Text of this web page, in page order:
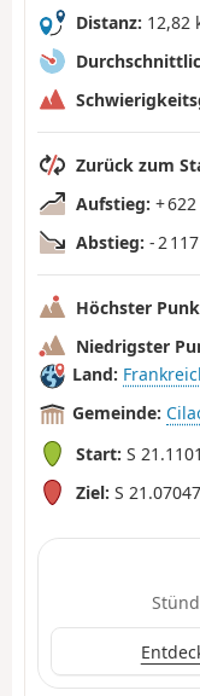
Distanz: 12,82
Zurück zum
Aufstieg: +
Abstieg: - 2
Höchster
Niedrigster
Land:
Gemeinde:
Start: S
Ziel: S